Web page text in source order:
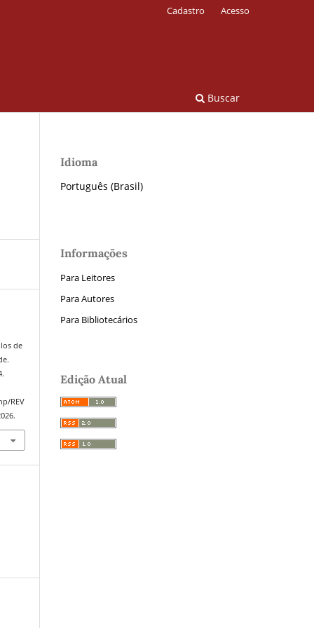
Buscar
Cadastro Acesso
de
REV
Idioma
Português (Brasil)
Informações
Para Leitores
Para Autores
Para Bibliotecários
Edição Atual